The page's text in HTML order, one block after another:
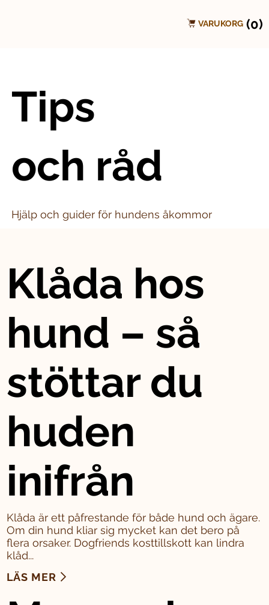
VARUKORG (0)
Tips
och råd
Hjälp och guider för hundens åkommor
Klåda hos
hund – så
stöttar du
huden
inifrån
Klåda är ett påfrestande för både hund och ägare.
Om din hund kliar sig mycket kan det bero på
flera orsaker. Dogfriends kosttillskott kan lindra
klåd...
LÄS MER